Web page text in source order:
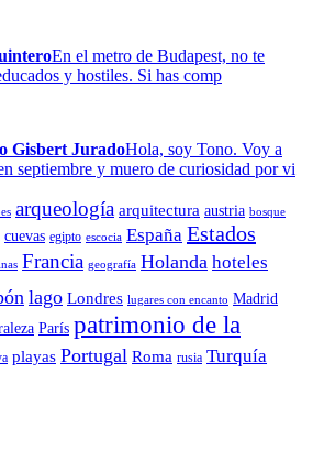
En el metro de Budapest, no te
y hostiles. Si has comp
Gisbert JuradoHola, soy Tono. Voy a
septiembre y muero de curiosidad por vi
arqueología arquitectura austria bosque
cuevas egipto escocia España Estados
Francia geografía Holanda hoteles
lago Londres lugares con encanto Madrid
París patrimonio de la
playas Portugal Roma rusia Turquía